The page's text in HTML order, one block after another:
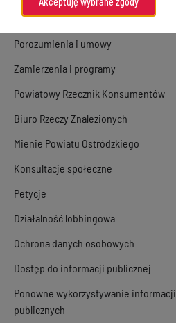
Oświadczenia majątkowe
Porozumienia i umowy
Zamierzenia i programy
Powiatowy Rzecznik Konsumentów
Biuro Rzeczy Znalezionych
Mienie Powiatu Ostródzkiego
Konsultacje społeczne
Petycje
Działalność lobbingowa
Ochrona danych osobowych
Dostęp do informacji publicznej
Ponowne wykorzystywanie informacji
publicznych